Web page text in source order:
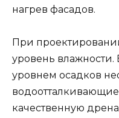
нагрев фасадов.
При
уровень
уровнем осадков
качественную